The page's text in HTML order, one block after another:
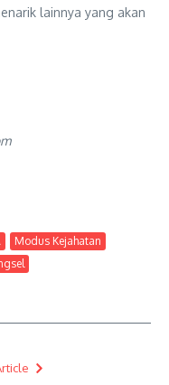
lainnya yang akan
Modus Kejahatan